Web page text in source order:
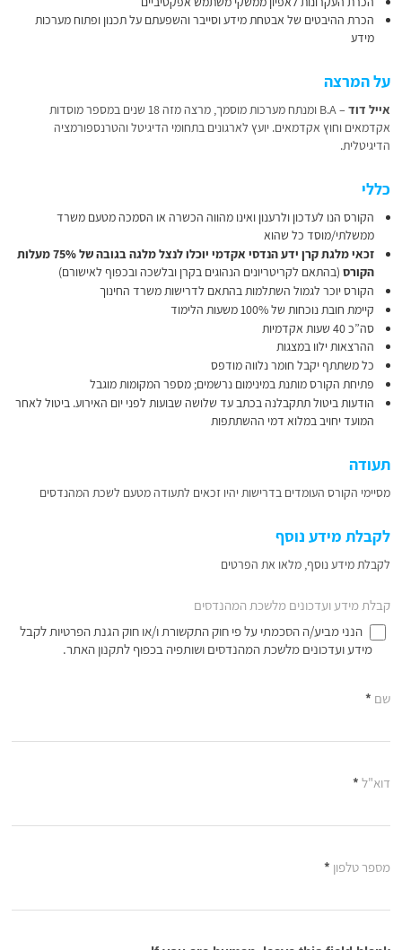
הכרת ההיבטים של אבטחת מידע וסייבר והשפעתם על תכנון ופתוח מערכות
מידע
על המרצה
אייל דוד
– B.A ומנתח מערכות מוסמך, מרצה מזה 18 שנים במספר מוסדות
אקדמאים וחוץ אקדמאים. יועץ לארגונים בתחומי הדיגיטל והטרנספורמציה
הדיגיטלית.
כללי
הקורס הנו לעדכון ולרענון ואינו מהווה הכשרה או הסמכה מטעם משרד
ממשלתי/מוסד כל שהוא
זכאי מלגת קרן ידע הנדסי אקדמי יוכלו לנצל מלגה בגובה של 75% מעלות
הקורס(בהתאם לקריטריונים הנהוגים בקרן ובלשכה ובכפוף לאישורם)
הקורס יוכר לגמול השתלמות בהתאם לדרישות משרד החינוך
קיימת חובת נוכחות של 100% משעות הלימוד
סה”כ 40 שעות אקדמיות
ההרצאות ילוו במצגות
כל משתתף יקבל חומר נלווה מודפס
פתיחת הקורס מותנת במינימום נרשמים; מספר המקומות מוגבל
הודעות ביטול תתקבלנה בכתב עד שלושה שבועות לפני יום האירוע. ביטול לאחר
המועד יחויב במלוא דמי ההשתתפות
תעודה
מסיימי הקורס העומדים בדרישות יהיו זכאים לתעודה מטעם לשכת המהנדסים
לקבלת מידע נוסף
לקבלת מידע נוסף, מלאו את הפרטים
קבלת מידע ועדכונים מלשכת המהנדסים
הנני מביע/ה הסכמתי על פי חוק התקשורת ו/או חוק הגנת הפרטיות לקבל
מידע ועדכונים מלשכת המהנדסים ושותפיה בכפוף לתקנון האתר.
שם *
דוא"ל *
מספר טלפון *